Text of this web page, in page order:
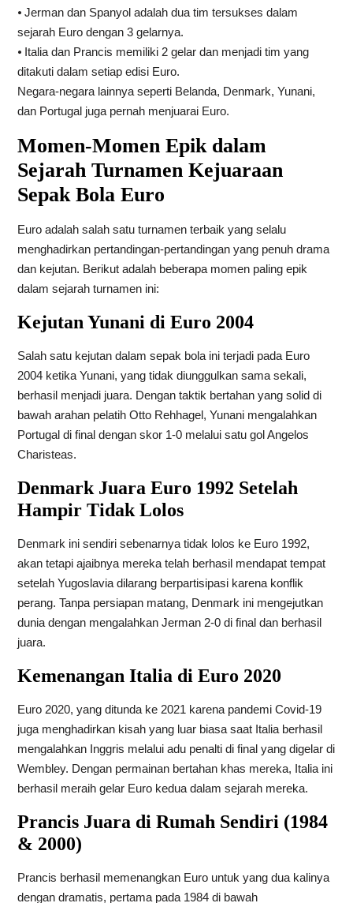
⦁ Jerman dan Spanyol adalah dua tim tersukses dalam
sejarah Euro dengan 3 gelarnya.
⦁ Italia dan Prancis memiliki 2 gelar dan menjadi tim yang
ditakuti dalam setiap edisi Euro.
Negara-negara lainnya seperti Belanda, Denmark, Yunani,
dan Portugal juga pernah menjuarai Euro.
Momen-Momen Epik dalam
Sejarah Turnamen Kejuaraan
Sepak Bola Euro
Euro adalah salah satu turnamen terbaik yang selalu
menghadirkan pertandingan-pertandingan yang penuh drama
dan kejutan. Berikut adalah beberapa momen paling epik
dalam sejarah turnamen ini:
Kejutan Yunani di Euro 2004
Salah satu kejutan dalam sepak bola ini terjadi pada Euro
2004 ketika Yunani, yang tidak diunggulkan sama sekali,
berhasil menjadi juara. Dengan taktik bertahan yang solid di
bawah arahan pelatih Otto Rehhagel, Yunani mengalahkan
Portugal di final dengan skor 1-0 melalui satu gol Angelos
Charisteas.
Denmark Juara Euro 1992 Setelah
Hampir Tidak Lolos
Denmark ini sendiri sebenarnya tidak lolos ke Euro 1992,
akan tetapi ajaibnya mereka telah berhasil mendapat tempat
setelah Yugoslavia dilarang berpartisipasi karena konflik
perang. Tanpa persiapan matang, Denmark ini mengejutkan
dunia dengan mengalahkan Jerman 2-0 di final dan berhasil
juara.
Kemenangan Italia di Euro 2020
Euro 2020, yang ditunda ke 2021 karena pandemi Covid-19
juga menghadirkan kisah yang luar biasa saat Italia berhasil
mengalahkan Inggris melalui adu penalti di final yang digelar di
Wembley. Dengan permainan bertahan khas mereka, Italia ini
berhasil meraih gelar Euro kedua dalam sejarah mereka.
Prancis Juara di Rumah Sendiri (1984
& 2000)
Prancis berhasil memenangkan Euro untuk yang dua kalinya
dengan dramatis, pertama pada 1984 di bawah